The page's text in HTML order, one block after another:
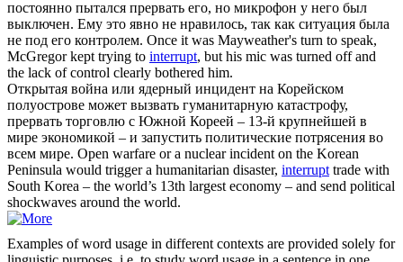
постоянно пытался прервать его, но микрофон у него был
выключен. Ему это явно не нравилось, так как ситуация была
не под его контролем. Once it was Mayweather's turn to speak,
McGregor kept trying to interrupt, but his mic was turned off and
the lack of control clearly bothered him.
Открытая война или ядерный инцидент на Корейском
полуострове может вызвать гуманитарную катастрофу,
прервать торговлю с Южной Кореей – 13-й крупнейшей в
мире экономикой – и запустить политические потрясения во
всем мире. Open warfare or a nuclear incident on the Korean
Peninsula would trigger a humanitarian disaster, interrupttrade with
South Korea – the world’s 13th largest economy – and send political
shockwaves around the world.
Examples of word usage in different contexts are provided solely for